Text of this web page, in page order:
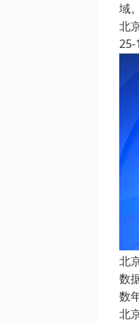
域
北
25-
北
数
数
北